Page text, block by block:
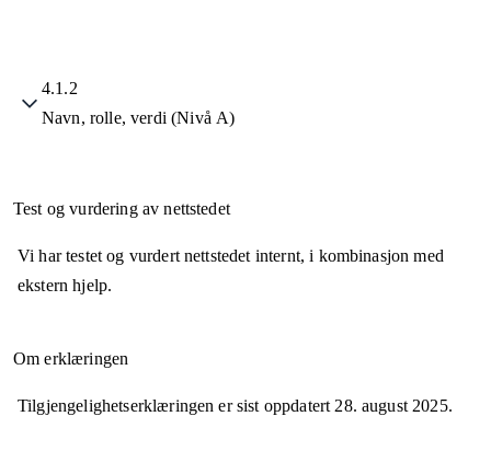
4.1.2
Navn, rolle, verdi (Nivå A)
Test og vurdering av nettstedet
Vi har testet og vurdert nettstedet internt, i kombinasjon med
ekstern hjelp.
Om erklæringen
Tilgjengelighetserklæringen er sist oppdatert28. august 2025.